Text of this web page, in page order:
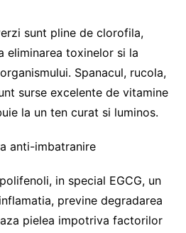
sunt pline de clorofila,
eliminarea toxinelor si la
Spanacul, rucola,
surse excelente de vitamine
la un ten curat si luminos.
anti-imbatranire
in special EGCG, un
previne degradarea
pielea impotriva factorilor